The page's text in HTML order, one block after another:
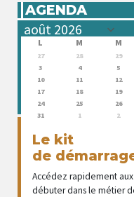
AGENDA
L M M
27 28 29
3
4 5
10
11 12
17
18 19
24
25 26
31
1 2
Le kit
de
Accédez rapidement
débuter dans le métier